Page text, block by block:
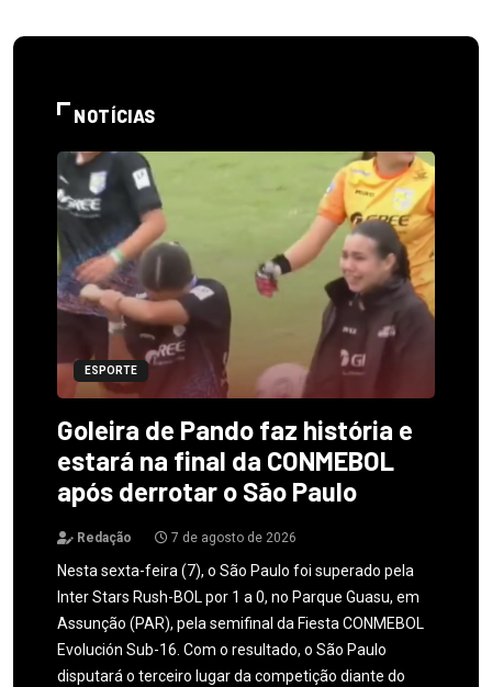
NOTÍCIAS
ESPORTE
Goleira de Pando faz história e
estará na final da CONMEBOL
após derrotar o São Paulo
Redação 7 de agosto de 2026
Nesta sexta-feira (7), o São Paulo foi superado pela
Inter Stars Rush-BOL por 1 a 0, no Parque Guasu, em
Assunção (PAR), pela semifinal da Fiesta CONMEBOL
Evolución Sub-16. Com o resultado, o São Paulo
disputará o terceiro lugar da competição diante do